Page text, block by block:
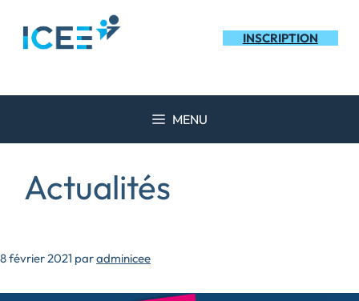
contenu
INSCRIPTION
MENU
Actualités
8 février 2021 paradminicee